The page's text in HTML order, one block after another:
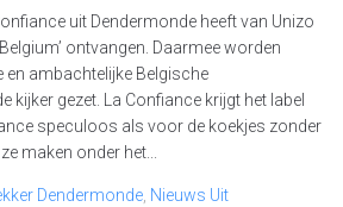
uit Dendermonde heeft van Unizo
ontvangen. Daarmee worden
en ambachtelijke Belgische
kijker gezet. La Confiance krijgt het label
speculoos als voor de koekjes zonder
maken onder het...
Dendermonde, Nieuws Uit